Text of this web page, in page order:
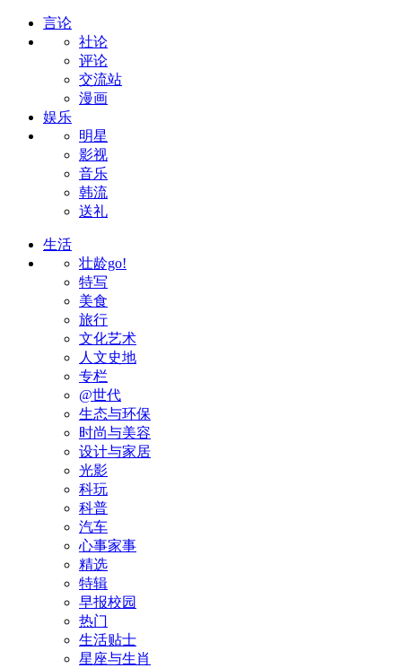
言论
社论
评论
交流站
漫画
娱乐
明星
影视
音乐
韩流
送礼
生活
壮龄go!
特写
美食
旅行
文化艺术
人文史地
专栏
@世代
生态与环保
时尚与美容
设计与家居
光影
科玩
科普
汽车
心事家事
精选
特辑
早报校园
热门
生活贴士
星座与生肖